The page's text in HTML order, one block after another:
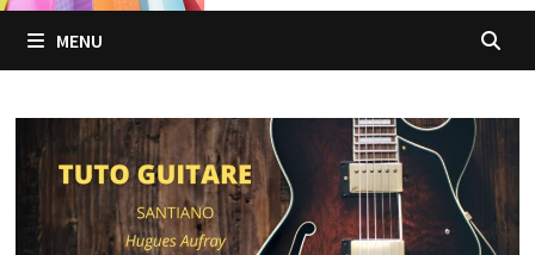
MENU